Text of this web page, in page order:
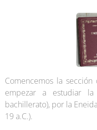
Comencemos la
empezar a estudiar
bachillerato), por la
19 a.C.).